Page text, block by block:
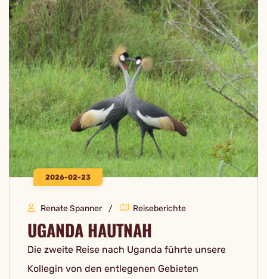
2026-02-23
Renate Spanner Reiseberichte
UGANDA HAUTNAH
Die zweite Reise nach Uganda führte unsere
Kollegin von den entlegenen Gebieten